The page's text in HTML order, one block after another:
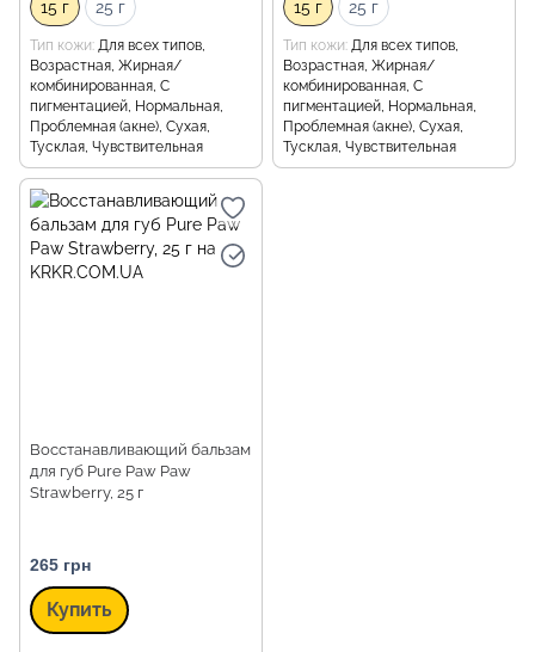
15 г 25 г
Тип кожи Для всех типов,
Возрастная, Жирная/
комбинированная, С
пигментацией, Нормальная,
Проблемная (акне), Сухая,
Тусклая, Чувствительная
15 г 25 г
Тип кожи Для всех типов,
Возрастная, Жирная/
комбинированная, С
пигментацией, Нормальная,
Проблемная (акне), Сухая,
Тусклая, Чувствительная
Восстанавливающий бальзам
для губ Pure Paw Paw
Strawberry, 25 г
265 грн
Купить